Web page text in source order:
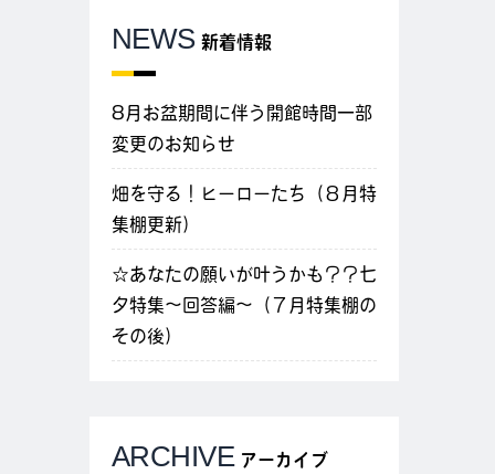
NEWS 新着情報
8月お盆期間に伴う開館時間一部
変更のお知らせ
畑を守る！ヒーローたち（８月特
集棚更新）
☆あなたの願いが叶うかも？？七
夕特集～回答編～（７月特集棚の
その後）
ARCHIVE アーカイブ